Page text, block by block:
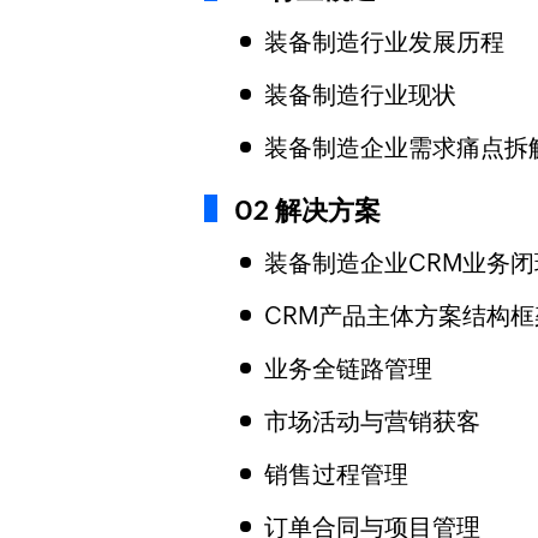
装备制造行业发展历程
装备制造行业现状
装备制造企业需求痛点拆
02 解决方案
装备制造企业CRM业务闭
CRM产品主体方案结构
业务全链路管理
市场活动与营销获客
销售过程管理
订单合同与项目管理